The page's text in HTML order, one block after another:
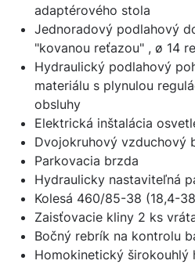
adaptérového stola
Jednoradový podlahový
"kovanou reťazou" , ø 14
Hydraulický podlahový
materiálu s plynulou
obsluhy
Elektrická inštalácia
Dvojokruhový vzduchový
Parkovacia brzda
Hydraulicky nastaviteľná
Kolesá 460/85-38 (18,4-
Zaisťovacie kliny 2 ks
Bočný rebrík na kontrolu
Homokinetický širokouhlý